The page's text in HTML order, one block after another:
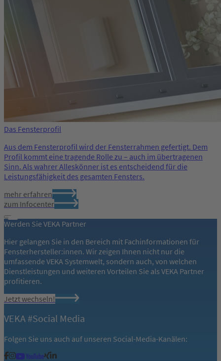
Das Fensterprofil
Aus dem Fensterprofil wird der Fensterrahmen gefertigt. Dem
Profil kommt eine tragende Rolle zu – auch im übertragenen
Sinn. Als wahrer Alleskönner ist es entscheidend für die
Leistungsfähigkeit des gesamten Fensters.
mehr erfahren
zum Infocenter
Werden Sie VEKA Partner
Hier gelangen Sie in den Bereich mit Fachinformationen für
Fensterhersteller:innen. Wir zeigen Ihnen nicht nur die
umfassende VEKA Systemwelt, sondern auch, von welchen
Dienstleistungen und weiteren Vorteilen Sie als VEKA Partner
profitieren.
Jetzt wechseln!
VEKA #Social Media
Folgen Sie uns auch auf unseren Social-Media-Kanälen: